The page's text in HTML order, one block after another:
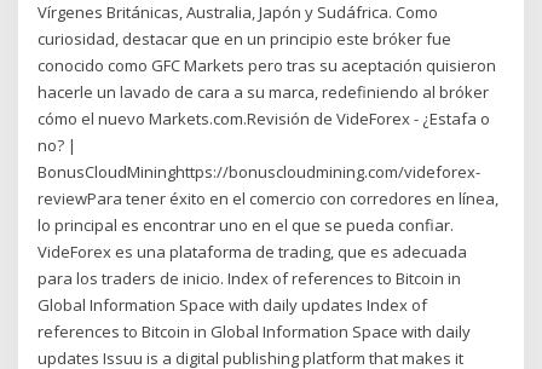
Vírgenes Británicas, Australia, Japón y Sudáfrica. Como
curiosidad, destacar que en un principio este bróker fue
conocido como GFC Markets pero tras su aceptación quisieron
hacerle un lavado de cara a su marca, redefiniendo al bróker
cómo el nuevo Markets.com.Revisión de VideForex - ¿Estafa o
no? |
BonusCloudMininghttps://bonuscloudmining.com/videforex-
reviewPara tener éxito en el comercio con corredores en línea,
lo principal es encontrar uno en el que se pueda confiar.
VideForex es una plataforma de trading, que es adecuada
para los traders de inicio. Index of references to Bitcoin in
Global Information Space with daily updates Index of
references to Bitcoin in Global Information Space with daily
updates Issuu is a digital publishing platform that makes it